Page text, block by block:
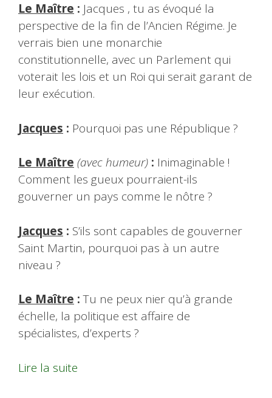
Le Maître : Jacques , tu as évoqué la
perspective de la fin de l’Ancien Régime. Je
verrais bien une monarchie
constitutionnelle, avec un Parlement qui
voterait les lois et un Roi qui serait garant de
leur exécution.
Jacques : Pourquoi pas une République ?
Le Maître (avec humeur) : Inimaginable !
Comment les gueux pourraient-ils
gouverner un pays comme le nôtre ?
Jacques : S’ils sont capables de gouverner
Saint Martin, pourquoi pas à un autre
niveau ?
Le Maître :Tu ne peux nier qu’à grande
échelle, la politique est affaire de
spécialistes, d’experts ?
Lire la suite